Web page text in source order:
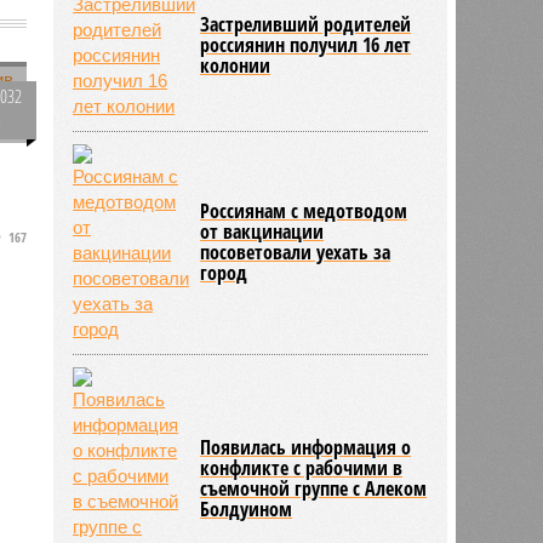
167
Застреливший родителей
россиянин получил 16 лет
колонии
Россиянам с медотводом
от вакцинации
посоветовали уехать за
город
Появилась информация о
конфликте с рабочими в
съемочной группе с Алеком
Болдуином